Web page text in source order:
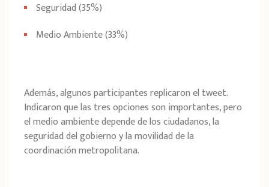
Seguridad (35%)
Medio Ambiente (33%)
Además, algunos participantes replicaron el tweet.
Indicaron que las tres opciones son importantes, pero
el medio ambiente depende de los ciudadanos, la
seguridad del gobierno y la movilidad de la
coordinación metropolitana.